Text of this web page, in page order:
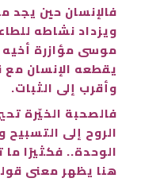
فالإنسان حين يجد
ويزداد نشاطه
موسى مؤازرة أخيه
يقطعه الإنسان
وأقرب إلى الثبات.
فالصحبة الخيّرة
الروح إلى
الوحدة.. فكثيرًا
هنا يظهر معنى